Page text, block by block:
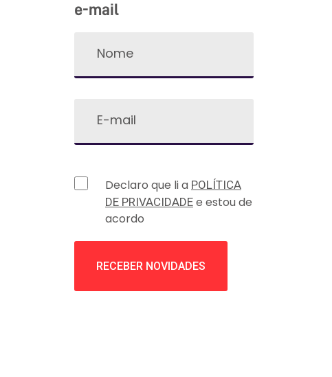
e-mail
Declaro que li a POLÍTICA
DE PRIVACIDADE e estou de
acordo